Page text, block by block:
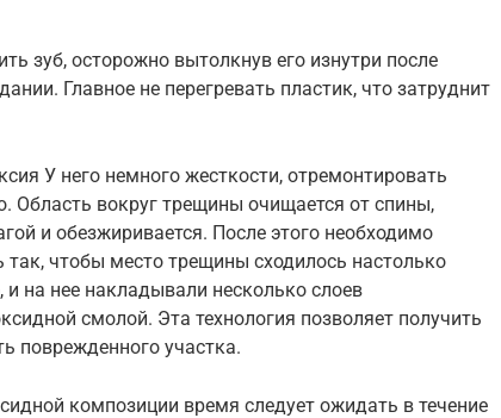
зуб, осторожно вытолкнув его изнутри после
Главное не перегревать пластик, что затруднит
У него немного жесткости, отремонтировать
Область вокруг трещины очищается от спины,
и обезжиривается. После этого необходимо
чтобы место трещины сходилось настолько
на нее накладывали несколько слоев
смолой. Эта технология позволяет получить
поврежденного участка.
композиции время следует ожидать в течение